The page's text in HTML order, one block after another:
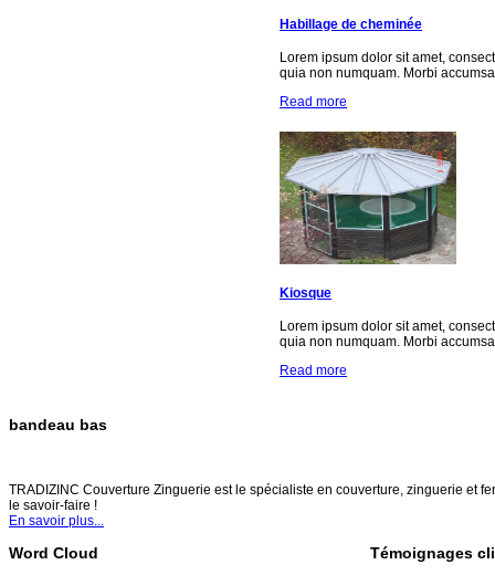
Habillage de cheminée
Lorem ipsum dolor sit amet,
quia non numquam. Morbi
Read more
Kiosque
Lorem ipsum dolor sit amet,
quia non numquam. Morbi
Read more
bandeau bas
TRADIZINC Couverture Zinguerie est le spécialiste en couverture, zinguerie et
le savoir-faire !
En savoir plus...
Word Cloud Témoignages